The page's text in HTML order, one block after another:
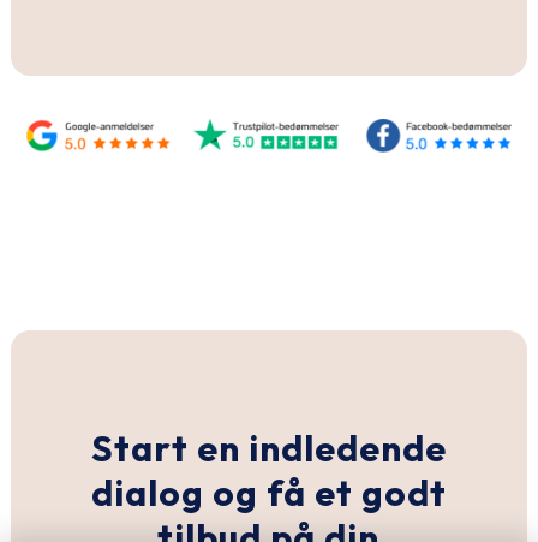
Start en indledende
dialog og få et godt